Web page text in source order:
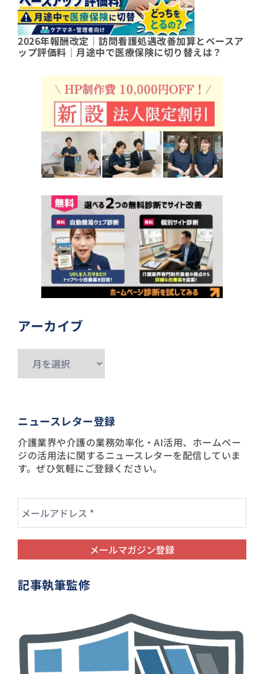
2026年報酬改定｜訪問看護処遇改善加算とベースア
ップ評価料｜月途中で医療保険に切り替えは？
アーカイブ
ブ
ニュースレター登録
介護業界や介護の業務効率化・AI活用、ホームペー
ジの活用法に関するニュースレターを配信していま
す。ぜひ気軽にご登録ください。
記事執筆監修